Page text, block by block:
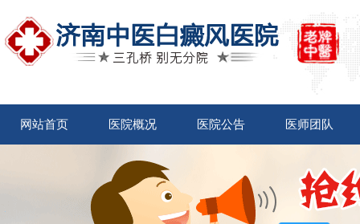
网站首页 医院概况 医院公告 医师团队